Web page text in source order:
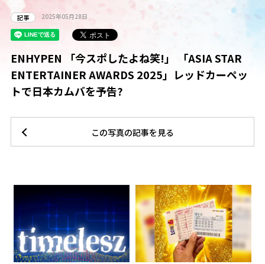
記事 2025年05月28日
ENHYPEN 「今スポしたよね笑!」 「ASIA STAR
ENTERTAINER AWARDS 2025」レッドカーペッ
トで日本カムバを予告?
この写真の記事を見る